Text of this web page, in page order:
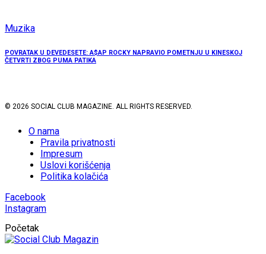
Muzika
POVRATAK U DEVEDESETE: A$AP ROCKY NAPRAVIO POMETNJU U KINESKOJ
ČETVRTI ZBOG PUMA PATIKA
© 2026 SOCIAL CLUB MAGAZINE. ALL RIGHTS RESERVED.
O nama
Pravila privatnosti
Impresum
Uslovi korišćenja
Politika kolačića
Facebook
Instagram
Početak